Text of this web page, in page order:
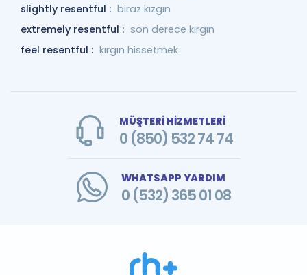
slightly resentful : biraz kızgın
extremely resentful : son derece kırgın
feel resentful : kırgın hissetmek
MÜŞTERİ HİZMETLERİ
0 (850) 532 74 74
WHATSAPP YARDIM
0 (532) 365 01 08